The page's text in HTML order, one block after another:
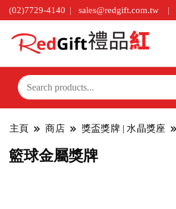
(02)7729-4140 sales@redgift.com.tw
主頁 商店 獎盃獎牌 | 水晶獎座
籃球金屬獎牌